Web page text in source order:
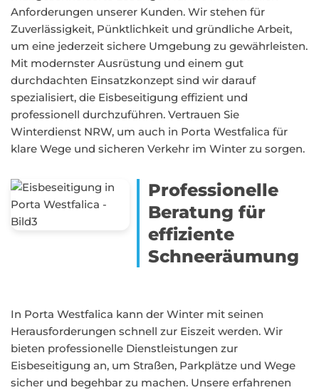
Anforderungen unserer Kunden. Wir stehen für
Zuverlässigkeit, Pünktlichkeit und gründliche Arbeit,
um eine jederzeit sichere Umgebung zu gewährleisten.
Mit modernster Ausrüstung und einem gut
durchdachten Einsatzkonzept sind wir darauf
spezialisiert, die Eisbeseitigung effizient und
professionell durchzuführen. Vertrauen Sie
Winterdienst NRW, um auch in Porta Westfalica für
klare Wege und sicheren Verkehr im Winter zu sorgen.
Professionelle
Beratung für
effiziente
Schneeräumung
In Porta Westfalica kann der Winter mit seinen
Herausforderungen schnell zur Eiszeit werden. Wir
bieten professionelle Dienstleistungen zur
Eisbeseitigung an, um Straßen, Parkplätze und Wege
sicher und begehbar zu machen. Unsere erfahrenen